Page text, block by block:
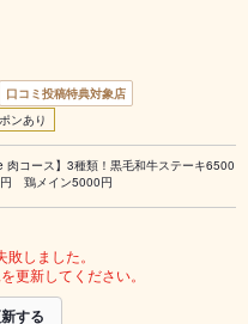
口コミ投稿特典対象店
ンあり
肉コース】3種類！黒毛和牛ステーキ6500
鶏メイン5000円
しました。
更新してください。
する